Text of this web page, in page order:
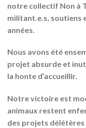
notre collectif Non à
militant.e.s, soutiens
années.
Nous avons été
projet absurde et
la honte d’accueillir.
Notre victoire est
animaux restent
des projets